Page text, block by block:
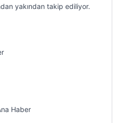
yakından takip ediliyor.
Haber